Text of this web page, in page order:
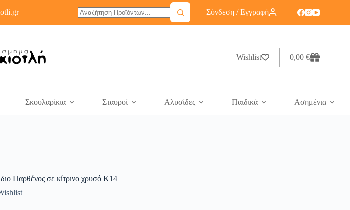
Σύνδεση / Εγγραφή
Wishlist 0,00 €
Σκουλαρίκια Σταυροί Αλυσίδες Παιδικά Ασημένια
Παρθένος σε κίτρινο χρυσό Κ14